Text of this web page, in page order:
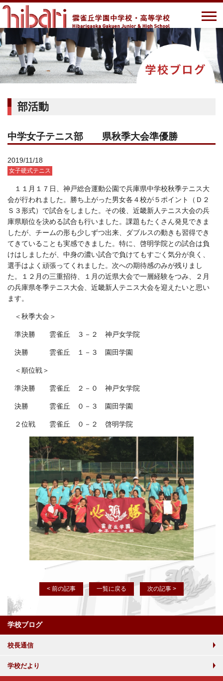
部活動
中学女子テニス部 県秋季大会準優勝
2019/11/18
女子硬式テニス
１１月１７日、神戸総合運動公園で兵庫県中学校秋季テニス大
会が行われました。勝ち上がった男女各４校が５ポイント（Ｄ２
Ｓ３形式）で試合をしました。その後、近畿新人テニス大会の兵
庫県順位を決める試合も行いました。課題もたくさん発見できま
したが、チームの形も少しずつ出来、ダブルスの動きも習得でき
てきていることも実感できました。特に、啓明学院との試合は負
けはしましたが、中身の濃い試合で負けてもすごく気分が良く、
選手はよく頑張ってくれました。次への期待感のみが残りまし
た。１２月の三重招待、１月の近県大会で一層経験をつみ、２月
の兵庫県冬季テニス大会、近畿新人テニス大会を迎えたいと思い
ます。
＜秋季大会＞
準決勝 雲雀丘 ３－２ 神戸女学院
決勝 雲雀丘 １－３ 園田学園
＜順位戦＞
準決勝 雲雀丘 ２－０ 神戸女学院
決勝 雲雀丘 ０－３ 園田学園
２位戦 雲雀丘 ０－２ 啓明学院
< 前の記事 一覧に戻る 次の記事 >
学校ブログ
校長通信
学校だより